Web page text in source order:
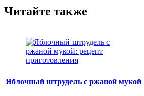
Читайте также
Яблочный штрудель с ржаной мукой